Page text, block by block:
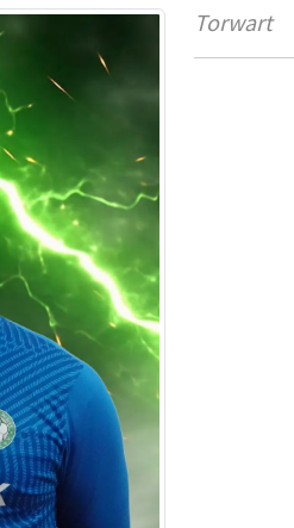
Torwart